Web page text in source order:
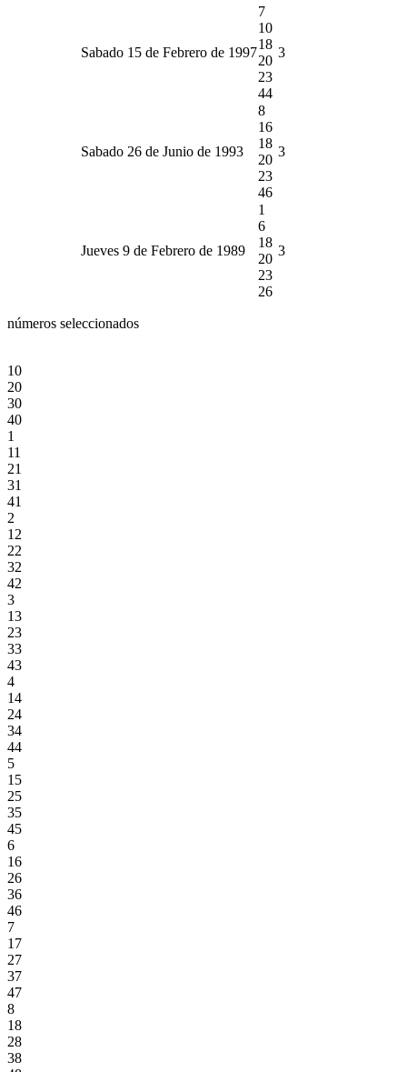
Sabado 15 de Febrero de 1997
7
10
18
20
23
44
3
Sabado 26 de Junio de 1993
8
16
18
20
23
46
3
Jueves 9 de Febrero de 1989
1
6
18
20
23
26
3
números seleccionados
10
20
30
40
1
11
21
31
41
2
12
22
32
42
3
13
23
33
43
4
14
24
34
44
5
15
25
35
45
6
16
26
36
46
7
17
27
37
47
8
18
28
38